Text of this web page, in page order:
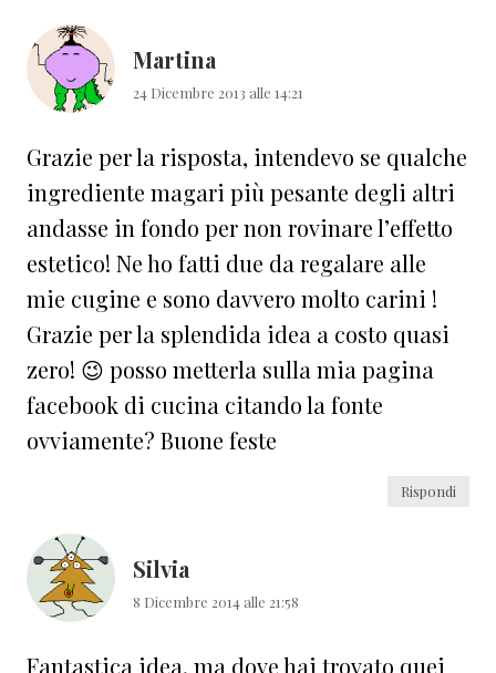
Martina
24 Dicembre 2013 alle 14:21
Grazie per la risposta, intendevo se qualche
ingrediente magari più pesante degli altri
andasse in fondo per non rovinare l’effetto
estetico! Ne ho fatti due da regalare alle
mie cugine e sono davvero molto carini !
Grazie per la splendida idea a costo quasi
zero! 😉 posso metterla sulla mia pagina
facebook di cucina citando la fonte
ovviamente? Buone feste
Rispondi
Silvia
8 Dicembre 2014 alle 21:58
Fantastica idea, ma dove hai trovato quei